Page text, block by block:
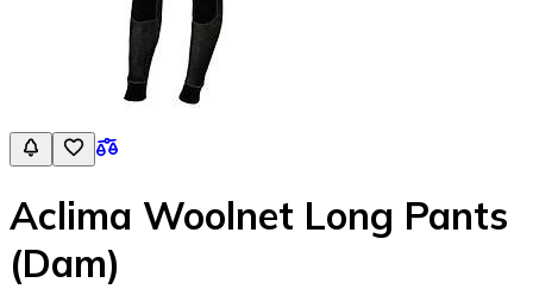
Aclima Woolnet Long Pants
(Dam)